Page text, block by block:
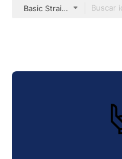
Basic Straight Lineal